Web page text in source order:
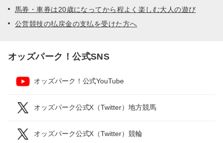
馬券・車券は20歳になってから程よく楽しむ大人の遊び
公営競技の払戻金の支払を受けた方へ
オッズパーク！公式SNS
オッズパーク！公式YouTube
オッズパーク公式X（Twitter）地方競馬
オッズパーク公式X（Twitter）競輪